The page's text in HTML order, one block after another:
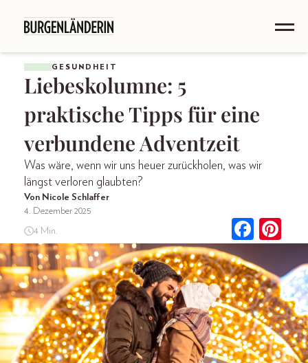
GESUNDHEIT
Liebeskolumne: 5
praktische Tipps für eine
verbundene Adventzeit
Was wäre, wenn wir uns heuer zurückholen, was wir
längst verloren glaubten?
Von Nicole Schlaffer
4. Dezember 2025
4 Min.